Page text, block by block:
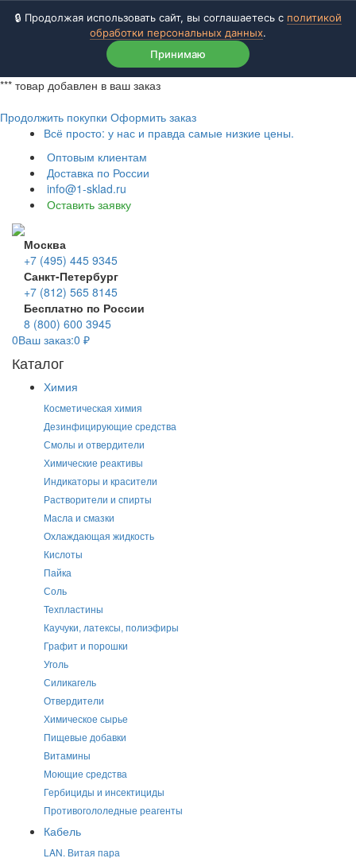
🔒 Продолжая использовать сайт, вы соглашаетесь с политикой
обработки персональных данных.
Принимаю
*** товар добавлен в ваш заказ
Продолжить покупки Оформить заказ
Всё просто: у нас и правда самые низкие цены.
Оптовым клиентам
Доставка по России
info@1-sklad.ru
Оставить заявку
Москва
+7 (495) 445 9345
Санкт-Петербург
+7 (812) 565 8145
Бесплатно по России
8 (800) 600 3945
0Ваш заказ:0 ₽
Каталог
Химия
Косметическая химия
Дезинфицирующие средства
Смолы и отвердители
Химические реактивы
Индикаторы и красители
Растворители и спирты
Масла и смазки
Охлаждающая жидкость
Кислоты
Пайка
Соль
Техпластины
Каучуки, латексы, полиэфиры
Графит и порошки
Уголь
Силикагель
Отвердители
Химическое сырье
Пищевые добавки
Витамины
Моющие средства
Гербициды и инсектициды
Противогололедные реагенты
Кабель
LAN. Витая пара